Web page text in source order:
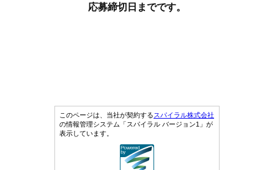
応募締切日までです。
このページは、当社が契約するスパイラル株式会社
の情報管理システム「スパイラル バージョン1」が
表示しています。